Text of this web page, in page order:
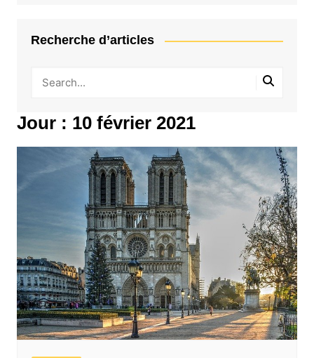
Jour : 10 février 2021
Recherche d’articles